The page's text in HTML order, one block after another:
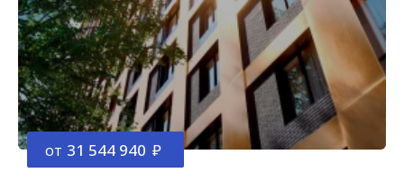
от 31 544 940